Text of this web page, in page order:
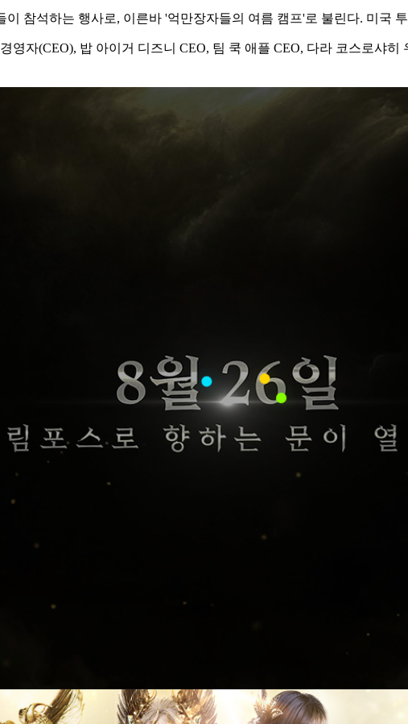
참석하는 행사로, 이른바 '억만장자들의 여름 캠프'로 불린다. 미국
자(CEO), 밥 아이거 디즈니 CEO, 팀 쿡 애플 CEO, 다라 코스로샤히